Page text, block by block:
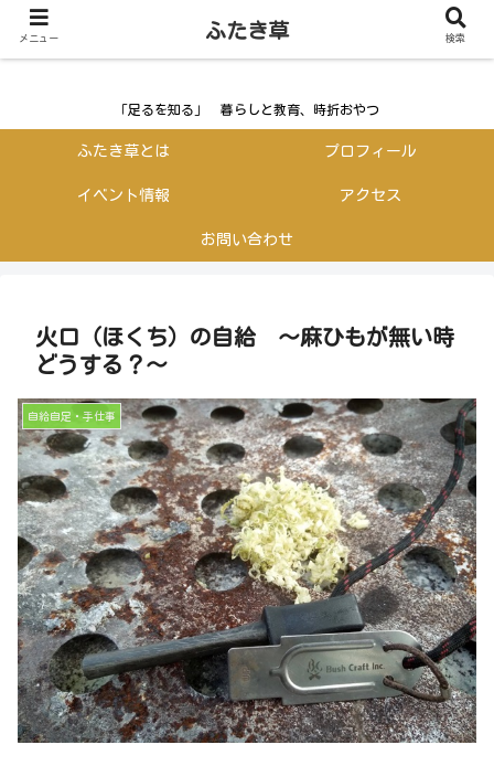
ふたき草
「足るを知る」 暮らしと教育、時折おやつ
ふたき草とは プロフィール
イベント情報 アクセス
お問い合わせ
火口（ほくち）の自給 ～麻ひもが無い時
どうする？～
自給自足・手仕事
メニュー ふたき草 検索